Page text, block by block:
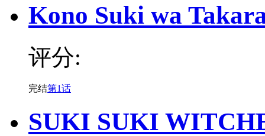
Kono Suki wa
评分:
完结第1话
SUKI SUKI